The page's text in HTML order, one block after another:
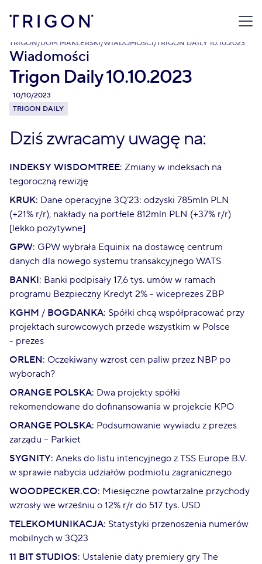
TRIGON/DOM MAKLERSKI/WIADOMOŚCI/ TRIGON DAILY 10.10.2023
Wiadomości
Trigon Daily 10.10.2023
10/10/2023
TRIGON DAILY
Dziś zwracamy uwagę na:
INDEKSY WISDOMTREE: Zmiany w indeksach na
tegoroczną rewizję
KRUK: Dane operacyjne 3Q’23: odzyski 785mln PLN
(+21% r/r), nakłady na portfele 812mln PLN (+37% r/r)
[lekko pozytywne]
GPW: GPW wybrała Equinix na dostawcę centrum
danych dla nowego systemu transakcyjnego WATS
BANKI: Banki podpisały 17,6 tys. umów w ramach
programu Bezpieczny Kredyt 2% - wiceprezes ZBP
KGHM / BOGDANKA: Spółki chcą współpracować przy
projektach surowcowych przede wszystkim w Polsce
- prezes
ORLEN: Oczekiwany wzrost cen paliw przez NBP po
wyborach?
ORANGE POLSKA: Dwa projekty spółki
rekomendowane do dofinansowania w projekcie KPO
ORANGE POLSKA: Podsumowanie wywiadu z prezes
zarządu – Parkiet
SYGNITY: Aneks do listu intencyjnego z TSS Europe B.V.
w sprawie nabycia udziałów podmiotu zagranicznego
WOODPECKER.CO: Miesięczne powtarzalne przychody
wzrosły we wrześniu o 12% r/r do 517 tys. USD
TELEKOMUNIKACJA: Statystyki przenoszenia numerów
mobilnych w 3Q23
11 BIT STUDIOS: Ustalenie daty premiery gry The